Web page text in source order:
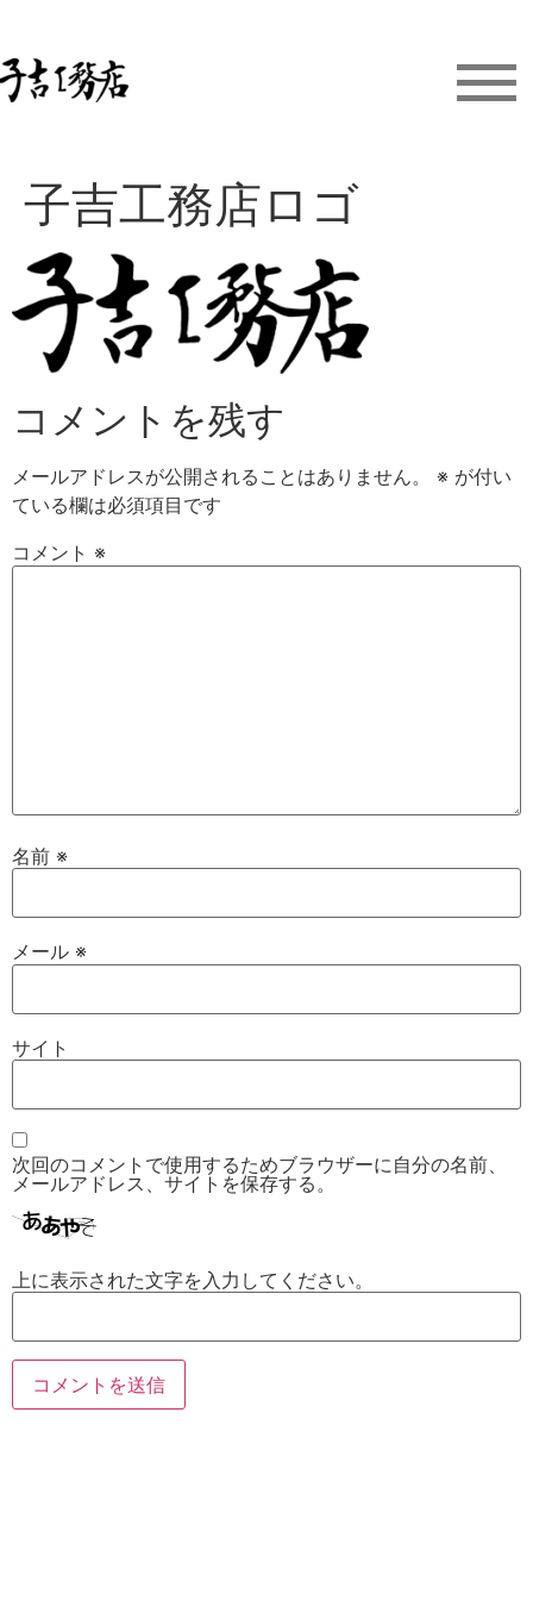
子吉工務店ロゴ
コメントを残す
メールアドレスが公開されることはありません。 ※ が付い
ている欄は必須項目です
コメント ※
名前 ※
メール ※
サイト
次回のコメントで使用するためブラウザーに自分の名前、
メールアドレス、サイトを保存する。
上に表示された文字を入力してください。